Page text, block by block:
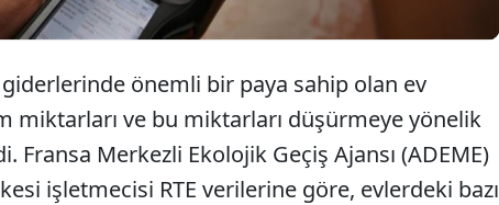
önemli bir paya sahip olan ev
miktarları ve bu miktarları düşürmeye yönelik
Fransa Merkezli Ekolojik Geçiş Ajansı (ADEME)
işletmecisi RTE verilerine göre, evlerdeki bazı